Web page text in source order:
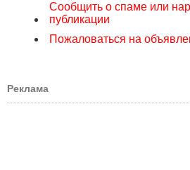
Сообщить о спаме или
публикации
Пожаловаться на
Реклама